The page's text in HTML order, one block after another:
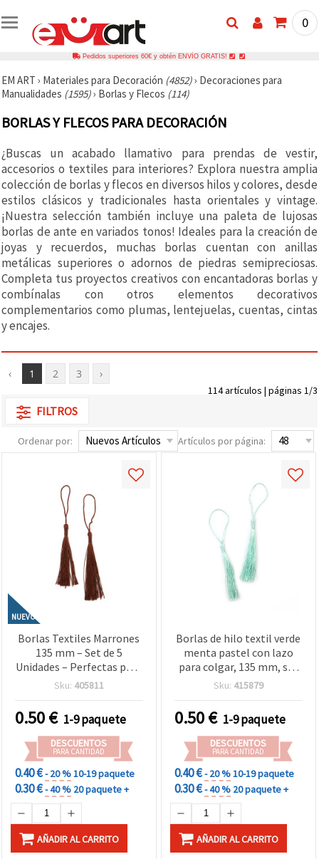
0
Pedidos superiores 60€ y obtén ENVÍO GRATIS!
EM ART › Materiales para Decoración (4852)› Decoraciones para
Manualidades (1595)› Borlas y Flecos (114)
BORLAS Y FLECOS PARA DECORACIÓN
¿Buscas un acabado llamativo para prendas de vestir,
accesorios o textiles para interiores? Explora nuestra amplia
colección de borlas y flecos en diversos hilos y colores, desde
estilos clásicos y tradicionales hasta orientales y vintage.
¡Nuestra selección también incluye una paleta de lujosas
borlas de ante en variados tonos! Ideales para la creación de
joyas y recuerdos, muchas borlas cuentan con anillas
metálicas superiores o adornos de piedras semipreciosas.
Completa tus proyectos creativos con encantadoras borlas y
combínalas con otros elementos decorativos
complementarios como plumas, lentejuelas, cuentas, cintas
y encajes.
‹ 1 2 3 ›
114 artículos | páginas 1/3
FILTROS
Ordenar por: Artículos por página:
NUEVO
Borlas Textiles Marrones
135 mm – Set de 5
Unidades – Perfectas para
Decoración del Hogar,
Creativas
Sku: 405811
0.50€ 1-9 paquete
DESCUENTOS
PARA CANTIDAD
0.40 €- 20 %10-19 paquete
0.30 €- 40 % 20 paquete +
AÑADIR AL CARRITO
Borlas de hilo textil verde
menta pastel con lazo
para colgar, 135 mm, set
de 5 para decoración y
Sku: 415879
0.50€ 1-9 paquete
DESCUENTOS
PARA CANTIDAD
0.40 €- 20 %10-19 paquete
0.30 €- 40 % 20 paquete +
AÑADIR AL CARRITO